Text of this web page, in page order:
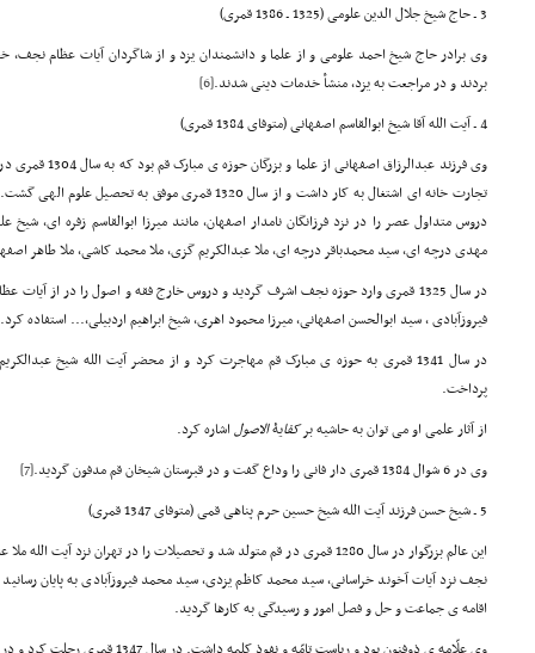
3 ـ حاج شیخ جلال الدین علومی (1325 ـ 1386 قمری)
وی برادر حاج شیخ احمد علومی و از علما و دانشمندان یزد و از شاگردان آیات عظام
بردند و در مراجعت به یزد، منشأ خدمات دینی شدند.[6]
4 ـ آیت الله آقا شیخ ابوالقاسم اصفهانی (متوفای 1384 قمری)
وی فرزند
تجارت خانه ای اشتغال به کار داشت و از سال 1320 قمری
دروس متداول عصر را در نزد فرزانگان نامدار اصفهان، مانند میرزا ابوالقاسم زفره ای،
مهدی درچه ای، سید محمدباقر درچه ای، ملا عبدالکریم گزی، ملا محمد کاشی، ملا طاهر
در سال 1325 قمری وارد حوزه نجف اشرف گردید و دروس خارج فقه و اصول را در از
فیروزآبادی ، سید ابوالحسن اصفهانی، میرزا محمود اهری، شیخ ابراهیم اردبیلی،... استفاده کرد.
در سال 1341 قمری به حوزه ی مبارک قم مهاجرت کرد و از محضر آیت الله شیخ
پرداخت.
از آثار علمی او می توان به حاشیه برکفایۀالاصول اشاره کرد.
وی در 6 شوال 1384 قمری دار فانی را وداع گفت و در قبرستان شیخان قم مدفون گردید.
[7]
5 ـ شیخ حسن فرزند آیت الله شیخ حسین حرم پناهی قمی (متوفای 1347 قمری)
این عالم بزرگوار در سال 1280 قمری در قم متولد شد و تحصیلات را در تهران نزد
نجف نزد آیات آخوند خراسانی، سید محمد کاظم یزدی، سید محمد فیروزآبادی به پایان
اقامه ی جماعت و حل و فصل امور و رسیدگی به کارها گردید.